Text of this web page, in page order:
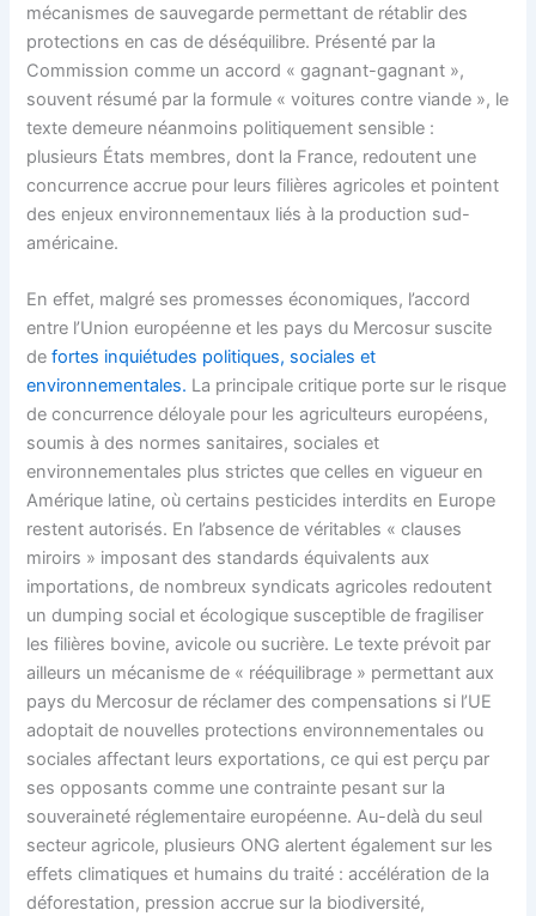
mécanismes de sauvegarde permettant de rétablir des
protections en cas de déséquilibre. Présenté par la
Commission comme un accord « gagnant-gagnant »,
souvent résumé par la formule « voitures contre viande », le
texte demeure néanmoins politiquement sensible :
plusieurs États membres, dont la France, redoutent une
concurrence accrue pour leurs filières agricoles et pointent
des enjeux environnementaux liés à la production sud-
américaine.
En effet, malgré ses promesses économiques, l’accord
entre l’Union européenne et les pays du Mercosur suscite
defortes inquiétudes politiques, sociales et
environnementales. La principale critique porte sur le risque
de concurrence déloyale pour les agriculteurs européens,
soumis à des normes sanitaires, sociales et
environnementales plus strictes que celles en vigueur en
Amérique latine, où certains pesticides interdits en Europe
restent autorisés. En l’absence de véritables « clauses
miroirs » imposant des standards équivalents aux
importations, de nombreux syndicats agricoles redoutent
un dumping social et écologique susceptible de fragiliser
les filières bovine, avicole ou sucrière. Le texte prévoit par
ailleurs un mécanisme de « rééquilibrage » permettant aux
pays du Mercosur de réclamer des compensations si l’UE
adoptait de nouvelles protections environnementales ou
sociales affectant leurs exportations, ce qui est perçu par
ses opposants comme une contrainte pesant sur la
souveraineté réglementaire européenne. Au-delà du seul
secteur agricole, plusieurs ONG alertent également sur les
effets climatiques et humains du traité : accélération de la
déforestation, pression accrue sur la biodiversité,